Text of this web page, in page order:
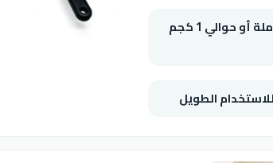
تسع فرخة كاملة أو حوالي 1 كجم
الطويل